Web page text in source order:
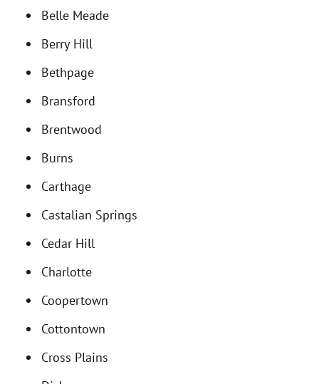
Belle Meade
Berry Hill
Bethpage
Bransford
Brentwood
Burns
Carthage
Castalian Springs
Cedar Hill
Charlotte
Coopertown
Cottontown
Cross Plains